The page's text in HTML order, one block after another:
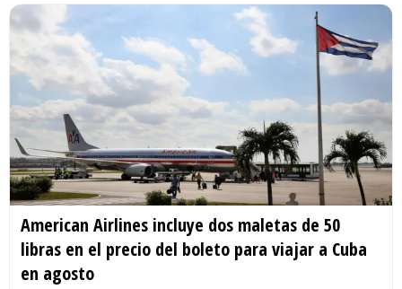
American Airlines incluye dos maletas de 50
libras en el precio del boleto para viajar a Cuba
en agosto